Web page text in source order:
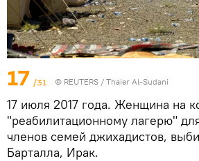
17 /31 © REUTERS / Thaier Al-Sudani
17 июля 2017 года. Женщина на
"реабилитационному лагерю"
членов семей джихадистов,
Барталла, Ирак.